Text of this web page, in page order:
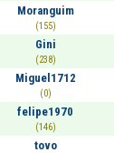
Moranguim
(155)
Gini
(238)
Miguel1712
(0)
felipe1970
(146)
tovo